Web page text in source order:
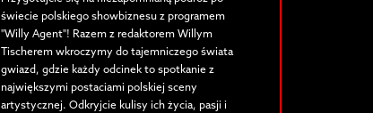
świecie polskiego showbiznesu z programem
"Willy Agent"! Razem z redaktorem Willym
Tischerem wkroczymy do tajemniczego świata
gwiazd, gdzie każdy odcinek to spotkanie z
największymi postaciami polskiej sceny
artystycznej. Odkryjcie kulisy ich życia, pasji i